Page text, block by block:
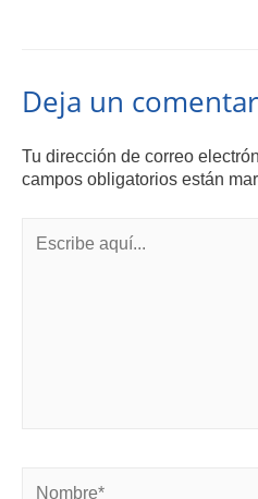
Deja un
Tu dirección de correo
campos obligatorios están